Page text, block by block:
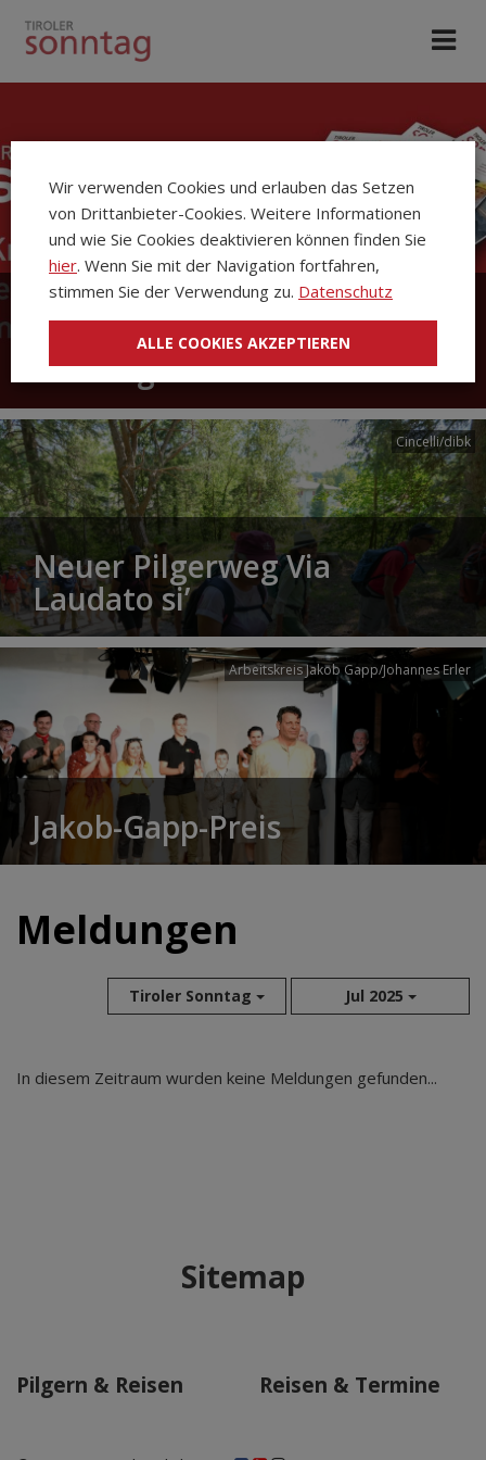
Die Kirchenzeitung Tiroler
Sonntag
Cincelli/dibk
Neuer Pilgerweg Via
Laudato si’
Arbeitskreis Jakob Gapp/Johannes Erler
Jakob-Gapp-Preis
Meldungen
Tiroler Sonntag Jul 2025
Aug 2026
Sep 2025
In diesem Zeitraum wurden keine Meldungen gefunden...
Sitemap
Pilgern & Reisen Reisen & Termine
Wir verwenden Cookies und erlauben das Setzen
von Drittanbieter-Cookies. Weitere Informationen
und wie Sie Cookies deaktivieren können finden Sie
hier. Wenn Sie mit der Navigation fortfahren,
stimmen Sie der Verwendung zu. Datenschutz
ALLE COOKIES AKZEPTIEREN